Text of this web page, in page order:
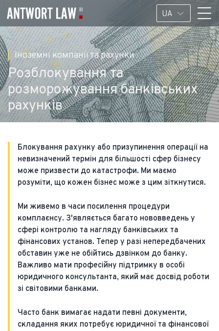
UA
Іноземні компанії та рахунки
Розблокування та
розморожування банківських
рахунків
Блокування рахунку або призупинення операції на
невизначений термін для більшості сфер бізнесу
може призвести до катастрофи. Ми маємо
розуміти, що кожен бізнес може з цим зіткнутися.
Ми живемо в часи посилення процедури
комплаєнсу. З'являється багато нововведень у
сфері контролю та нагляду банківських та
фінансових установ. Тепер у разі непередбачених
обставин уже не обійтись дзвінком до банку.
Важливо мати професійну підтримку в особі
юридичного консультанта, який має досвід роботи
зі світовими банками.
Часто банк вимагає надати певні документи,
складання яких потребує юридичної та фінансової